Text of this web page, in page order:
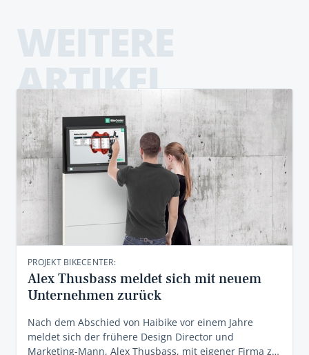
ARTIKEL
PROJEKT BIKECENTER:
Alex Thusbass meldet sich mit neuem
Unternehmen zurück
Nach dem Abschied von Haibike vor einem Jahre
meldet sich der frühere Design Director und
Marketing-Mann, Alex Thusbass, mit eigener Firma z…